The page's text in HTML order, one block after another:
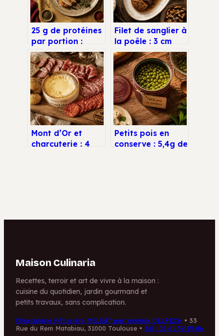
25 g de protéines
par portion :
pourquoi
l’escalope de
poulet reste la
référence
nutritionnelle
Filet de sanglier à
la poêle : 3 cm
d’épaisseur et 2
minutes de saisie
pour une
tendreté parfaite
Mont d’Or et
charcuterie : 4
Petits pois en
conserve : 5,4g de
Maison Culinaria
Recettes, terroir et art de vivre à la maison :
cuisine du quotidien, jardin gourmand et
petits travaux, sans complication.
Charcuterie Pâtissière MELSÀT par Yannick DELPECH • 33
Rue du Rem Matabiau, 31000 Toulouse • Tél : 05 61 38 19 86